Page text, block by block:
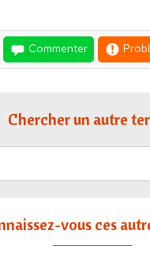
Commenter
Chercher un autre
vous ces